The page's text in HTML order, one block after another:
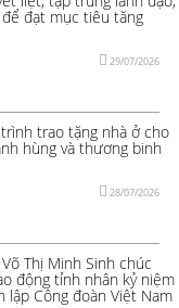
đạt mục tiêu tăng
29/07/2026
trao tặng nhà ở cho
hùng và thương binh
28/07/2026
Thị Minh Sinh chúc
động tỉnh nhân kỷ niệm
lập Công đoàn Việt Nam